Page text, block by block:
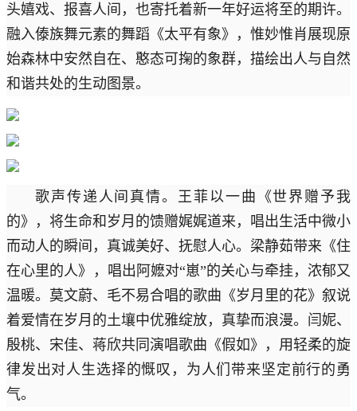
头嬉戏、报喜人间，也寄托着新一年好运将至的期许。
融入傣族舞元素的舞蹈《太平有象》，惟妙惟肖展现原
始森林中安然自在、憨态可掬的象群，描绘出人与自然
和谐共处的生动图景。
歌声传递人间真情。王菲以一曲《世界赠予我
的》，将生命和岁月的馈赠娓娓道来，唱出生活中微小
而动人的瞬间，真诚美好、抚慰人心。梁静茹带来《住
在心里的人》，唱出阿嬷对“崽”的关心与牵挂，浓郁又
温暖。莫文蔚、毛不易合唱的歌曲《岁月里的花》叙说
着爱情在岁月的土壤中优雅绽放，真挚而浪漫。闫妮、
殷桃、宋佳、蒋欣共同演唱歌曲《假如》，用轻柔的旋
律发出对人生选择的慨叹，为人们带来坚定前行的勇
气。